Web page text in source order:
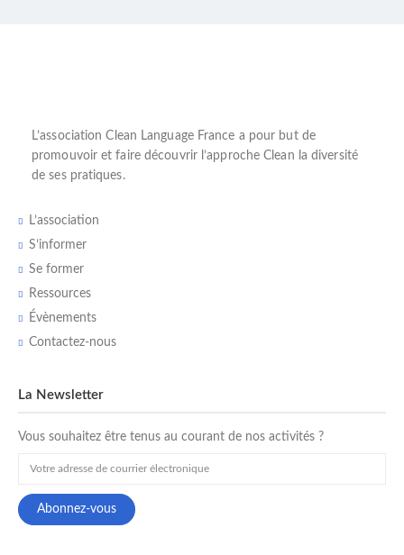
L’association Clean Language France a pour but de
promouvoir et faire découvrir l’approche Clean la diversité
de ses pratiques.
L’association
S’informer
Se former
Ressources
Évènements
Contactez-nous
La Newsletter
Vous souhaitez être tenus au courant de nos activités ?